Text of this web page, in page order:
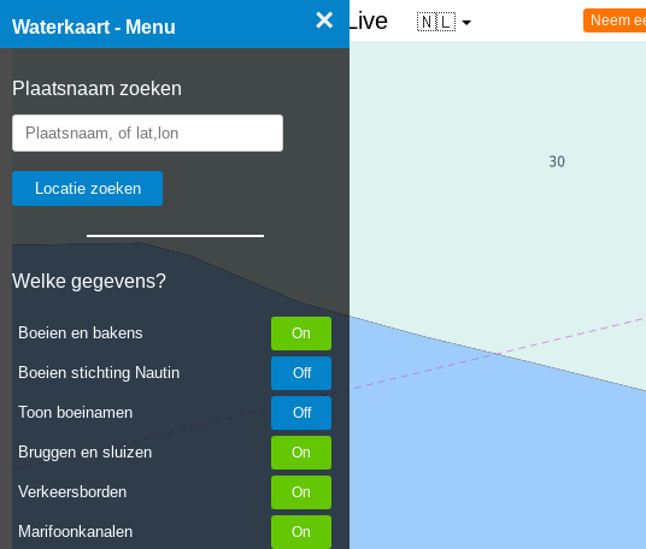
Waterkaart - Menu ×
Plaatsnaam zoeken
Welke gegevens?
Boeien en bakens
Boeien stichting Nautin
Toon boeinamen
Bruggen en sluizen
Verkeersborden
Marifoonkanalen
☰ Waterkaart van Nederland - Live 🇳🇱